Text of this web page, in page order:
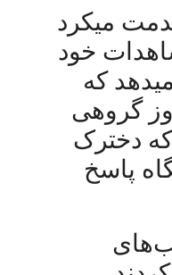
میکرد
خود
که
گروهی
که دخترک
پاسخ